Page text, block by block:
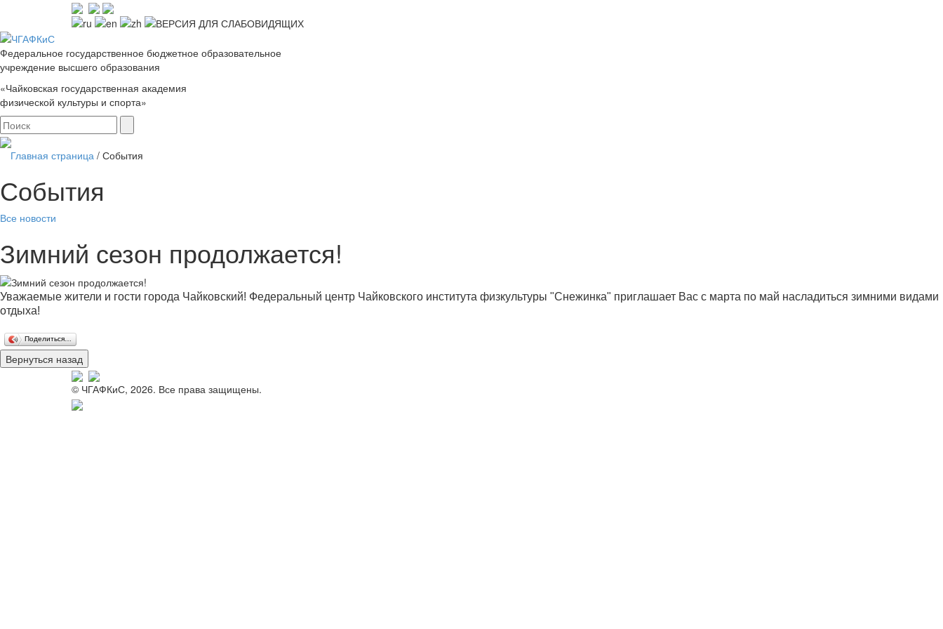
Федеральное государственное бюджетное образовательное
учреждение высшего образования
«Чайковская государственная академия
физической культуры и спорта»
Главная страница / События
События
Все новости
Зимний сезон продолжается!
Уважаемые жители и гости города Чайковский! Федеральный центр Чайковского института физкультуры "Снежинка" приглашает Вас с марта по май насладиться зимними видами
отдыха!
Поделиться…
© ЧГАФКиС, 2026. Все права защищены.